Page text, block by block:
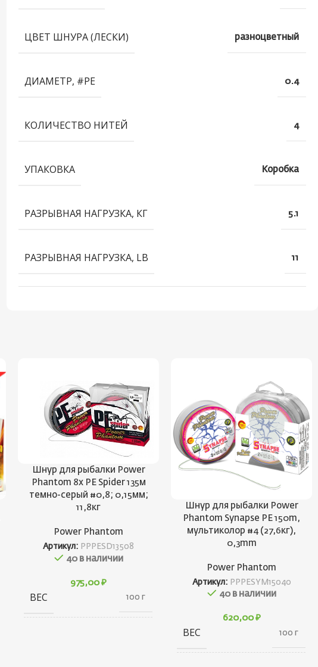
ЦВЕТ ШНУРА (ЛЕСКИ) разноцветный
ДИАМЕТР, #PE 0.4
КОЛИЧЕСТВО НИТЕЙ 4
УПАКОВКА Коробка
РАЗРЫВНАЯ НАГРУЗКА, КГ 5.1
РАЗРЫВНАЯ НАГРУЗКА, LB 11
Шнур для рыбалки Power
Phantom 8x PE Spider 135м
темно-серый #0,8; 0,15мм;
11,8кг
Power Phantom
Артикул: PPPESD13508
40 в наличии
975,00₽
ВЕС 100 г
Шнур для рыбалки Power
Phantom Synapse PE 150m,
мультиколор #4 (27,6кг),
0,3mm
Power Phantom
Артикул: PPPESYM15040
40 в наличии
620,00 ₽
ВЕС 100 г